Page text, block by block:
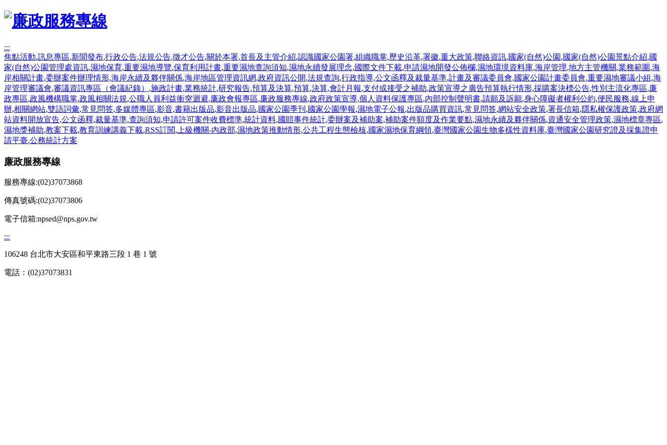
:::
焦點活動,訊息專區,新聞發布,行政公告,法規公告,徵才公告,關於本署,首長及主管介紹,認識國家公園署,組織職掌,歷史沿革,署徽,重大政策,聯絡資訊,國家(自然)公園 ,國家(自然)公園景點介紹,國
家(自然)公園管理處資訊,濕地保育,重要濕地導覽,保育利用計畫,重要濕地查詢須知,濕地永續發展理念,國際文件下載,申請濕地開發公佈欄,濕地環境資料庫,海岸管理,地方主管機關,業務範圍,海
岸相關計畫,委辦案件辦理情形,海岸永續及夥伴關係,海岸地區管理資訊網,政府資訊公開,法規查詢,行政指導,公文函釋及裁量基準,計畫及審議委員會,國家公園計畫委員會,重要濕地審議小組,海
岸管理審議會,審議資訊專區（會議紀錄） ,施政計畫,業務統計,研究報告,預算及決算,預算,決算,會計月報,支付或接受之補助,政策宣導之廣告預算執行情形,採購案決標公告,性別主流化專區,廉
政專區,政風機構職掌,政風相關法規,公職人員利益衝突迴避,廉政會報專區,廉政服務專線,政府政策宣導,個人資料保護專區,內部控制聲明書,請願及訴願,身心障礙者權利公約,便民服務,線上申
辦,相關網站,雙語詞彙,常見問答,多媒體專區,影音,書籍出版品,影音出版品,國家公園季刊 ,國家公園學報,濕地電子公報,出版品購買資訊,常見問答,網站安全政策,署長信箱,隱私權保護政策,政府網
站資料開放宣告,公文函釋,裁量基準,查詢須知,申請許可案件收費標準,統計資料,國賠事件統計,委辦案及補助案,補助案件額度及作業要點,濕地永續及夥伴關係,資通安全管理政策,濕地標章專區,
濕地獎補助,教案下載,教育訓練講義下載,RSS訂閱, 上級機關-內政部,濕地政策推動情形,公共工程生態檢核,國家濕地保育綱領,臺灣國家公園生物多樣性資料庫,臺灣國家公園研究證及採集證申
請平臺,公務統計方案
廉政服務專線
服務專線:(02)37073868
傳真號碼:(02)37073806
電子信箱:npsed@nps.gov.tw
:::
106248 台北市大安區和平東路三段 1 巷 1 號
電話：(02)37073831